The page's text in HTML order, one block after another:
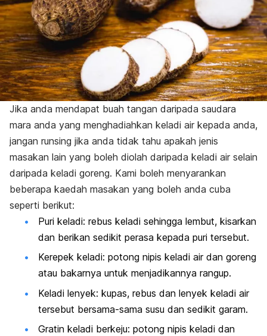
Jika anda mendapat buah tangan daripada saudara
mara anda yang menghadiahkan keladi air kepada anda,
jangan runsing jika anda tidak tahu apakah jenis
masakan lain yang boleh diolah daripada keladi air selain
daripada keladi goreng. Kami boleh menyarankan
beberapa kaedah masakan yang boleh anda cuba
seperti berikut:
Puri keladi: rebus keladi sehingga lembut, kisarkan
dan berikan sedikit perasa kepada puri tersebut.
Kerepek keladi: potong nipis keladi air dan goreng
atau bakarnya untuk menjadikannya rangup.
Keladi lenyek: kupas, rebus dan lenyek keladi air
tersebut bersama-sama susu dan sedikit garam.
Gratin keladi berkeju: potong nipis keladi dan